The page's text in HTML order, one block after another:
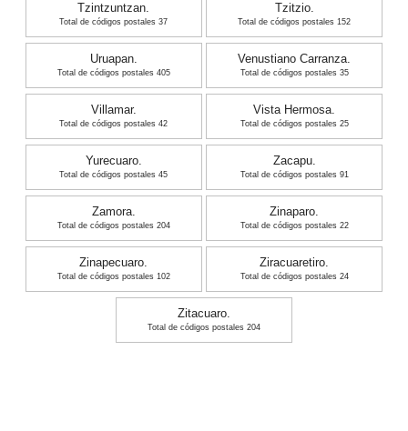
Tzintzuntzan.
Total de códigos postales 37
Tzitzio.
Total de códigos postales 152
Uruapan.
Total de códigos postales 405
Venustiano Carranza.
Total de códigos postales 35
Villamar.
Total de códigos postales 42
Vista Hermosa.
Total de códigos postales 25
Yurecuaro.
Total de códigos postales 45
Zacapu.
Total de códigos postales 91
Zamora.
Total de códigos postales 204
Zinaparo.
Total de códigos postales 22
Zinapecuaro.
Total de códigos postales 102
Ziracuaretiro.
Total de códigos postales 24
Zitacuaro.
Total de códigos postales 204